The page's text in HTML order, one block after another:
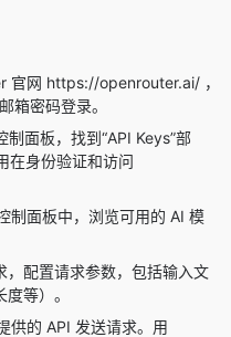
官网 https://openrouter.ai/ ，
箱密码登录。
制面板，找到“API Keys”部
在身份验证和访问
制面板中，浏览可用的 AI 模
，配置请求参数，包括输入文
等）。
供的 API 发送请求。用